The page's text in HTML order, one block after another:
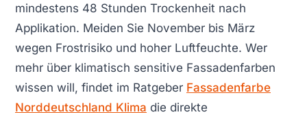
mindestens 48 Stunden Trockenheit nach
Applikation. Meiden Sie November bis März
wegen Frostrisiko und hoher Luftfeuchte. Wer
mehr über klimatisch sensitive Fassadenfarben
wissen will, findet im Ratgeber Fassadenfarbe
Norddeutschland Klima die direkte